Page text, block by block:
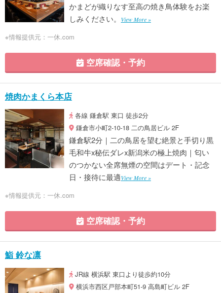
かまどが織りなす至高の焼き鳥体験をお楽
しみください。
View More »
※情報提供元：一休.com
空席確認・予約
焼肉かまくら本店
各線 鎌倉駅 東口 徒歩2分
鎌倉市小町2-10-18 二の鳥居ビル 2F
鎌倉駅2分｜二の鳥居を望む絶景と手切り黒
毛和牛x秘伝ダレx新潟米の極上焼肉｜匂い
のつかない全席無煙の空間はデート・記念
日・接待に最適View More »
※情報提供元：一休.com
空席確認・予約
鮨 鈴な凛
JR線 横浜駅 東口より徒歩約10分
横浜市西区戸部本町51-9 高島町ビル 2F